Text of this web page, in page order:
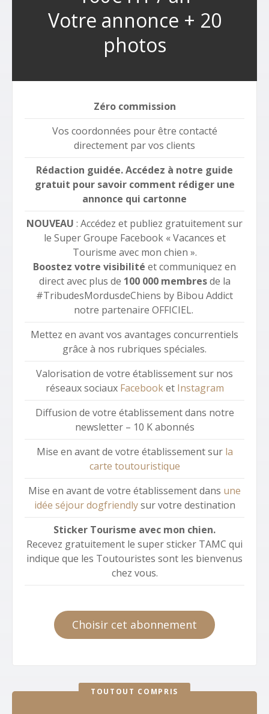
Votre annonce + 20
photos
Zéro commission
Vos coordonnées pour être contacté
directement par vos clients
Rédaction guidée. Accédez à notre guide
gratuit pour savoir comment rédiger une
annonce qui cartonne
NOUVEAU : Accédez et publiez gratuitement sur
le Super Groupe Facebook « Vacances et
Tourisme avec mon chien ».
Boostez votre visibilité et communiquez en
direct avec plus de 100 000 membresde la
#TribudesMordusdeChiens by Bibou Addict
notre partenaire OFFICIEL.
Mettez en avant vos avantages concurrentiels
grâce à nos rubriques spéciales.
Valorisation de votre établissement sur nos
réseaux sociaux Facebooket Instagram
Diffusion de votre établissement dans notre
newsletter – 10 K abonnés
Mise en avant de votre établissement sur la
carte toutouristique
Mise en avant de votre établissement dans une
idée séjour dogfriendlysur votre destination
Sticker Tourisme avec mon chien.
Recevez gratuitement le super sticker TAMC qui
indique que les Toutouristes sont les bienvenus
chez vous.
Choisir cet abonnement
TOUTOUT COMPRIS